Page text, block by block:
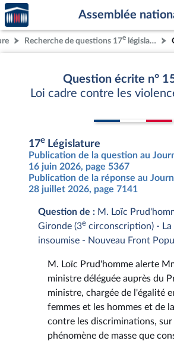
Aller au contenu
Aller en bas de la page
Accèder
à la
page
d'accueil
Assemblée
Recherche de questions 17e législature
Question écrite n°
Loi cadre contre les
17e Législature
Publication de la question au
16 juin 2026, page 5367
Publication de la réponse au
28 juillet 2026, page 7141
Question de : M. Loïc
Gironde (3e circonscription) - La
insoumise - Nouveau Front
M. Loïc Prud'homme alerte
ministre déléguée auprès du
ministre, chargée de l'égalité
femmes et les hommes et de
contre les discriminations, sur
phénomène de masse que